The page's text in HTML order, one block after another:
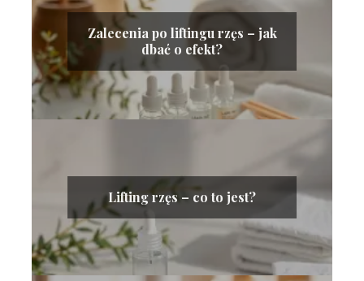
Zalecenia po liftingu rzęs – jak
dbać o efekt?
Lifting rzęs – co to jest?